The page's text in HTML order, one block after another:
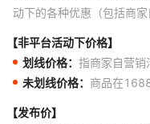
动下的各种优惠（包括商
【非平台活动下价格】
划线价格： 指商家自营销
未划线价格： 商品在
【发布价】